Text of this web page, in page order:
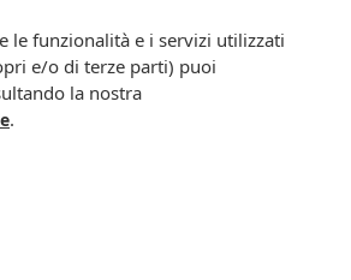
per attività di profilazione al fine di
di prodotti e servizi e per le finalità
nell’informativa.
le funzionalità e i servizi utilizzati
e/o di terze parti) puoi
la nostra
.